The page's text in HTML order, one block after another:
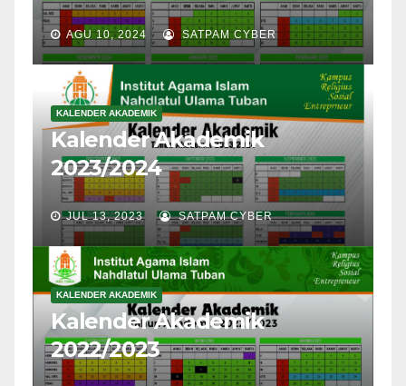
AGU 10, 2024 SATPAM CYBER
KALENDER AKADEMIK
Kalender Akademik
2023/2024
JUL 13, 2023 SATPAM CYBER
KALENDER AKADEMIK
Kalender Akademik
2022/2023